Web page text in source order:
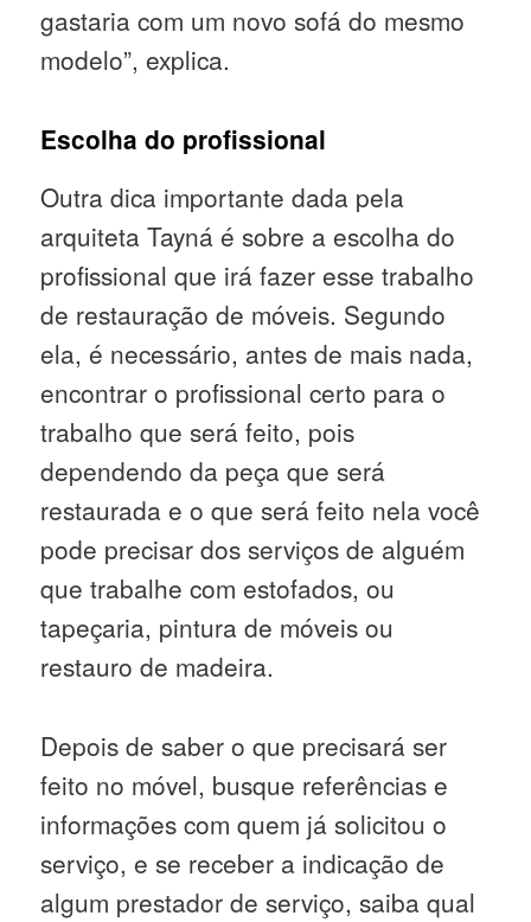
gastaria com um novo sofá do mesmo
modelo”, explica.
Escolha do profissional
Outra dica importante dada pela
arquiteta Tayná é sobre a escolha do
profissional que irá fazer esse trabalho
de restauração de móveis. Segundo
ela, é necessário, antes de mais nada,
encontrar o profissional certo para o
trabalho que será feito, pois
dependendo da peça que será
restaurada e o que será feito nela você
pode precisar dos serviços de alguém
que trabalhe com estofados, ou
tapeçaria, pintura de móveis ou
restauro de madeira.
Depois de saber o que precisará ser
feito no móvel, busque referências e
informações com quem já solicitou o
serviço, e se receber a indicação de
algum prestador de serviço, saiba qual